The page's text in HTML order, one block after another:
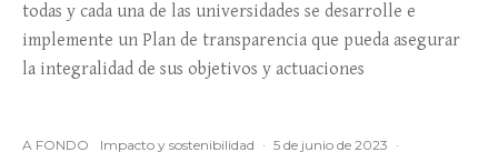
todas y cada una de las universidades se desarrolle e
implemente un Plan de transparencia que pueda asegurar
la integralidad de sus objetivos y actuaciones
A FONDO Impacto y sostenibilidad · 5 de junio de 2023 ·